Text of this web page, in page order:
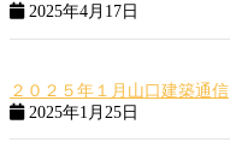
2025年4月17日
２０２５年１月山口建築通信
2025年1月25日